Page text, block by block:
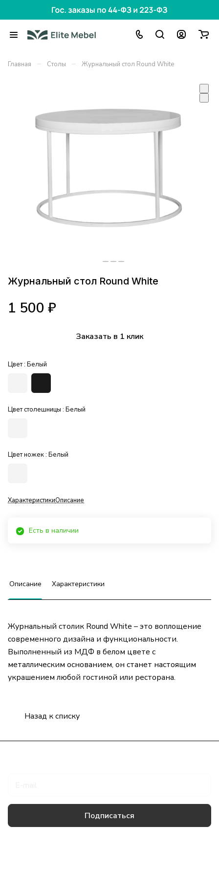
Главная – Столы – Журнальный стол Round White
Журнальный стол Round White
1 500 ₽
Заказать в 1 клик
Цвет : Белый
Цвет столешницы : Белый
Цвет ножек : Белый
ХарактеристикиОписание
Есть в наличии
Описание Характеристики
Журнальный столик Round White – это воплощение
современного дизайна и функциональности.
Выполненный из МДФ в белом цвете с
металлическим основанием, он станет настоящим
украшением любой гостиной или ресторана.
Назад к списку
Подписаться